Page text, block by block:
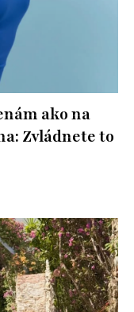
ako na
Zvládnete to